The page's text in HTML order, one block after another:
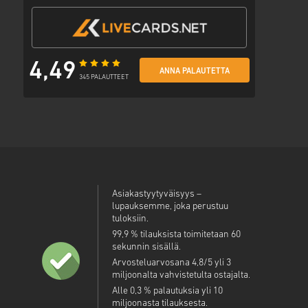
4,49 345 PALAUTTEET
ANNA PALAUTETTA
Asiakastyytyväisyys –
lupauksemme, joka perustuu
tuloksiin.
99,9 % tilauksista toimitetaan 60
sekunnin sisällä.
Arvosteluarvosana 4,8/5 yli 3
miljoonalta vahvistetulta ostajalta.
Alle 0,3 % palautuksia yli 10
miljoonasta tilauksesta.